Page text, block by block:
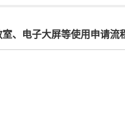
、电子大屏等使用申请流